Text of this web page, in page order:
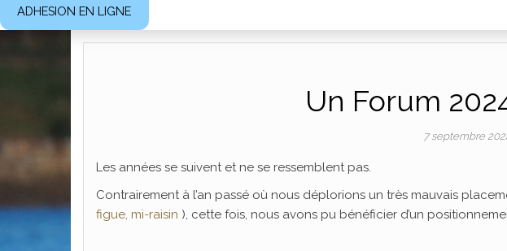
ADHESION EN LIGNE
Un Forum
7 septembre
Les années se suivent et ne se ressemblent pas.
Contrairement à l’an passé où nous déplorions un très mauvais
figue, mi-raisin ), cette fois, nous avons pu bénéficier d’un